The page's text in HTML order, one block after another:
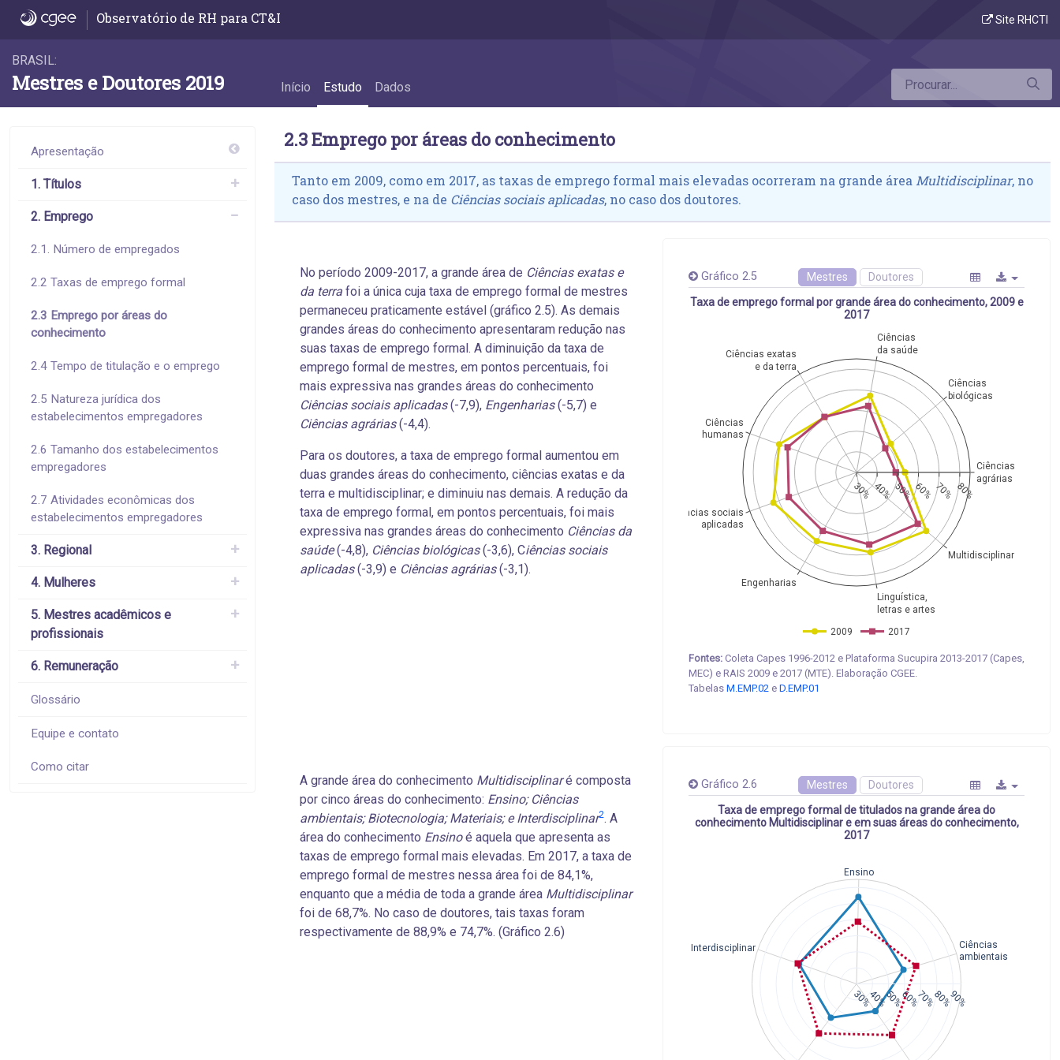
2.3 Emprego por áreas do conhecimento - 2.3 Emprego por áreas do conhecimento
Observatório de RH para CT&I Site RHCTI
BRASIL:
Mestres e Doutores 2019 Início Estudo Dados
Apresentação
1. Títulos
2. Emprego
2.1. Número de empregados
2.2 Taxas de emprego formal
2.3 Emprego por áreas do
conhecimento
2.4 Tempo de titulação e o emprego
2.5 Natureza jurídica dos
estabelecimentos empregadores
2.6 Tamanho dos estabelecimentos
empregadores
2.7 Atividades econômicas dos
estabelecimentos empregadores
3. Regional
4. Mulheres
5. Mestres acadêmicos e
profissionais
6. Remuneração
Glossário
Equipe e contato
Como citar
2.3 Emprego por áreas do conhecimento
Tanto em 2009, como em 2017, as taxas de emprego formal mais elevadas ocorreram na grande área Multidisciplinar, no
caso dos mestres, e na de Ciências sociais aplicadas, no caso dos doutores.
No período 2009-2017, a grande área de Ciências exatas e
da terra foi a única cuja taxa de emprego formal de mestres
permaneceu praticamente estável (gráfico 2.5). As demais
grandes áreas do conhecimento apresentaram redução nas
suas taxas de emprego formal. A diminuição da taxa de
emprego formal de mestres, em pontos percentuais, foi
mais expressiva nas grandes áreas do conhecimento
Ciências sociais aplicadas(-7,9), Engenharias(-5,7) e
Ciências agrárias(-4,4).
Para os doutores, a taxa de emprego formal aumentou em
duas grandes áreas do conhecimento, ciências exatas e da
terra e multidisciplinar; e diminuiu nas demais. A redução da
taxa de emprego formal, em pontos percentuais, foi mais
expressiva nas grandes áreas do conhecimento Ciências da
saúde(-4,8), Ciências biológicas(-3,6), Ciências sociais
aplicadas(-3,9) e Ciências agrárias(-3,1).
Gráfico 2.5 Mestres Doutores
Taxa de emprego formal por grande área do conhecimento, 2009 e
2017
Ciências
agrárias
Ciências
biológicas
Ciências
da saúde
Ciências exatas
e da terra
Ciências
humanas
Ciências sociais
aplicadas
Engenharias
Linguística,
letras e artes
Multidisciplinar
30%40%50%60% 70% 80%
2009 2017
Fontes: Coleta Capes 1996-2012 e Plataforma Sucupira 2013-2017 (Capes,
MEC) e RAIS 2009 e 2017 (MTE). Elaboração CGEE.
Tabelas M.EMP.02 e D.EMP.01
A grande área do conhecimento Multidisciplinaré composta
por cinco áreas do conhecimento: Ensino; Ciências
ambientais; Biotecnologia; Materiais; e Interdisciplinar2. A
área do conhecimento Ensinoé aquela que apresenta as
taxas de emprego formal mais elevadas. Em 2017, a taxa de
emprego formal de mestres nessa área foi de 84,1%,
enquanto que a média de toda a grande área Multidisciplinar
foi de 68,7%. No caso de doutores, tais taxas foram
respectivamente de 88,9% e 74,7%. (Gráfico 2.6)
Gráfico 2.6 Mestres Doutores
Taxa de emprego formal de titulados na grande área do
conhecimento Multidisciplinar e em suas áreas do conhecimento,
2017
Ciências
ambientais
Ensino
Interdisciplinar
30%40%50%60%70%80%90%